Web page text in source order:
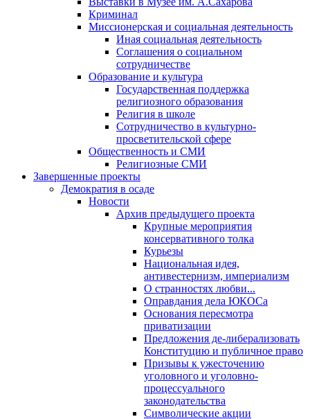
Криминал
Миссионерская и социальная деятельность
Иная социальная деятельность
Соглашения о социальном
сотрудничестве
Образование и культура
Государственная поддержка
религиозного образования
Религия в школе
Сотрудничество в культурно-
просветительской сфере
Общественность и СМИ
Религиозные СМИ
Завершенные проекты
Демократия в осаде
Новости
Архив предыдущего проекта
Крупные мероприятия
консервативного толка
Курьезы
Национальная идея,
антивестернизм, империализм
О странностях любви...
Оправдания дела ЮКОСа
Основания пересмотра
приватизации
Предложения де-либерализовать
Конституцию и публичное право
Призывы к ужесточению
уголовного и уголовно-
процессуального
законодательства
Символические акции